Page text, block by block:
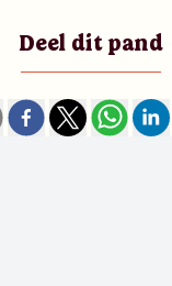
Deel dit pand